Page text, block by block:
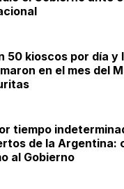
50 kioscos por día y
en el mes del
tiempo
de la Argentina:
al Gobierno